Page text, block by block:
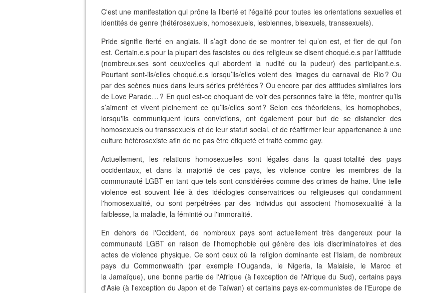
C'est une manifestation qui prône la liberté et l'égalité pour toutes les orientations sexuelles et
identités de genre (hétérosexuels, homosexuels, lesbiennes, bisexuels, transsexuels).
Pride signifie fierté en anglais. Il s’agit donc de se montrer tel qu’on est, et fier de qui l’on
est. Certain.e.s pour la plupart des fascistes ou des religieux se disent choqué.e.s par l’attitude
(nombreux.ses sont ceux/celles qui abordent la nudité ou la pudeur) des participant.e.s.
Pourtant sont-ils/elles choqué.e.s lorsqu’ils/elles voient des images du carnaval de Rio ? Ou
par des scènes nues dans leurs séries préférées ? Ou encore par des attitudes similaires lors
de Love Parade… ? En quoi est-ce choquant de voir des personnes faire la fête, montrer qu’ils
s’aiment et vivent pleinement ce qu’ils/elles sont ? Selon ces théoriciens, les homophobes,
lorsqu'ils communiquent leurs convictions, ont également pour but de se distancier des
homosexuels ou transsexuels et de leur statut social, et de réaffirmer leur appartenance à une
culture hétérosexiste afin de ne pas être étiqueté et traité comme gay.
Actuellement, les relations homosexuelles sont légales dans la quasi-totalité des pays
occidentaux, et dans la majorité de ces pays, les violence contre les membres de la
communauté LGBT en tant que tels sont considérées comme des crimes de haine. Une telle
violence est souvent liée à des idéologies conservatrices ou religieuses qui condamnent
l'homosexualité, ou sont perpétrées par des individus qui associent l'homosexualité à la
faiblesse, la maladie, la féminité ou l'immoralité.
En dehors de l'Occident, de nombreux pays sont actuellement très dangereux pour la
communauté LGBT en raison de l'homophobie qui génère des lois discriminatoires et des
actes de violence physique. Ce sont ceux où la religion dominante est l'Islam, de nombreux
pays du Commonwealth (par exemple l'Ouganda, le Nigeria, la Malaisie, le Maroc et
la Jamaïque), une bonne partie de l'Afrique (à l'exception de l'Afrique du Sud), certains pays
d'Asie (à l'exception du Japon et de Taïwan) et certains pays ex-communistes de l'Europe de